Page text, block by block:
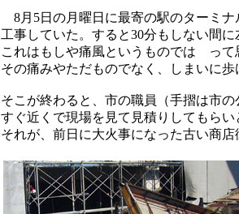
8月5日の月曜日に最寄の駅のターミナ
工事していた。すると30分もしない間
これはもしや痛風というものでは って
その痛みやただものでなく、しまいに
そこが終わると、市の職員（手摺は市
すぐ近くで現場を見て見積りしてもら
それが、前日に大火事になった古い商店